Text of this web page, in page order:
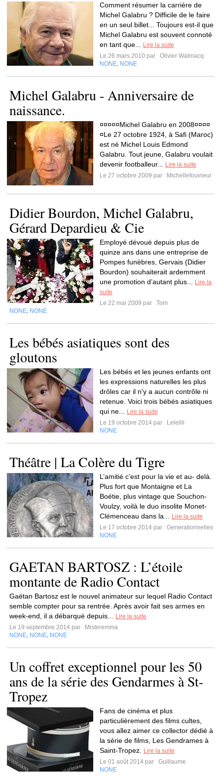
Comment résumer la carrière de
Michel Galabru ? Difficile de le faire
en un seul billet... Toujours est-il que
Michel Galabru est souvent connoté
en tant que...
Lire la suite
Le 26 mars 2010 par
Olivier Walmacq
NONE NONE
Michel Galabru - Anniversaire de
naissance.
¤¤¤¤¤Michel Galabru en 2008¤¤¤¤
¤Le 27 octobre 1924, à Safi (Maroc)
est né Michel Louis Edmond
Galabru. Tout jeune, Galabru voulait
devenir footballeur...
Lire la suite
Le 27 octobre 2009 par
Michellefouineur
Didier Bourdon, Michel Galabru,
Gérard Depardieu & Cie
Employé dévoué depuis plus de
quinze ans dans une entreprise de
Pompes funèbres, Gervais (Didier
Bourdon) souhaiterait ardemment
une promotion d’autant plus...
Lire la
suite
Le 22 mai 2009 par
Tom
NONE NONE
Les bébés asiatiques sont des
gloutons
Les bébés et les jeunes enfants ont
les expressions naturelles les plus
drôles car il n'y a aucun contrôle ni
retenue. Voici trois bébés asiatiques
qui ne...
Lire la suite
Le 19 octobre 2014 par
Lelelili
NONE
Théâtre | La Colère du Tigre
L’amitié c’est pour la vie et au- delà.
Plus fort que Montaigne et La
Boétie, plus vintage que Souchon-
Voulzy, voilà le duo insolite Monet-
Clémenceau dans la...
Lire la suite
Le 17 octobre 2014 par
Generationnelles
NONE
GAETAN BARTOSZ : L’étoile
montante de Radio Contact
Gaëtan Bartosz est le nouvel animateur sur lequel Radio Contact
semble compter pour sa rentrée. Après avoir fait ses armes en
week-end, il a débarqué depuis...
Lire la suite
Le 19 septembre 2014 par
Misteremma
NONE NONE NONE
Un coffret exceptionnel pour les 50
ans de la série des Gendarmes à St-
Tropez
Fans de cinéma et plus
particulièrement des films cultes,
vous allez aimer ce collector dédié à
la série de films, Les Gendrames à
Saint-Tropez.
Lire la suite
Le 01 août 2014 par
Guillaume
NONE